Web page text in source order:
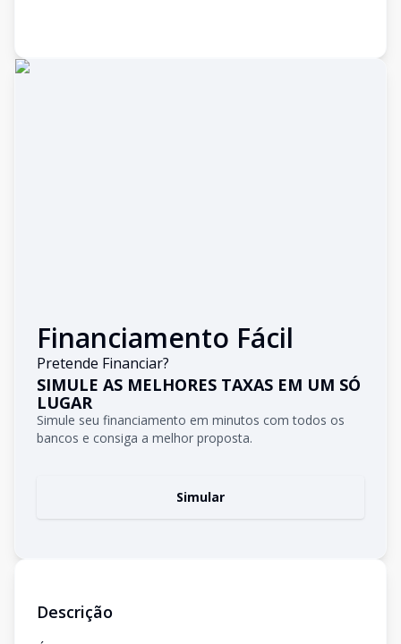
Financiamento Fácil
Pretende Financiar?
SIMULE AS MELHORES TAXAS EM UM SÓ
LUGAR
Simule seu financiamento em minutos com todos os
bancos e consiga a melhor proposta.
Simular
Descrição